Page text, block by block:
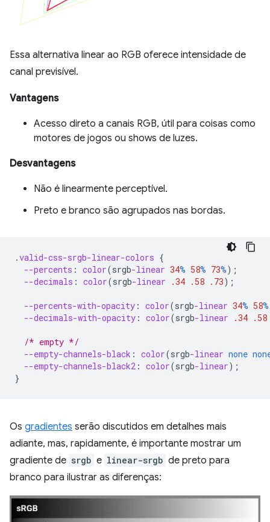
Essa alternativa linear ao RGB oferece intensidade de
canal previsível.
Vantagens
Acesso direto a canais RGB, útil para coisas como
motores de jogos ou shows de luzes.
Desvantagens
Não é linearmente perceptível.
Preto e branco são agrupados nas bordas.
.valid-css-srgb-linear-colors {
--percents : color(srgb-linear 34% 58% 73%);
--decimals : color(srgb-linear .34 .58 .73);
--percents-with-opacity : color(srgb-linear 34% 58%
--decimals-with-opacity : color(srgb-linear .34 .58
/* empty */
--empty-channels-black : color(srgb-linear none
--empty-channels-black2 : color(srgb-linear);
}
Os gradientes serão discutidos em detalhes mais
adiante, mas, rapidamente, é importante mostrar um
gradiente de srgb e linear-srgb de preto para
branco para ilustrar as diferenças: